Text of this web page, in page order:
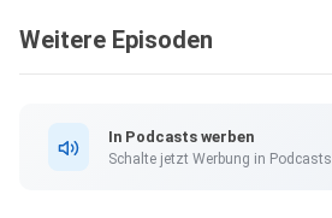
Weitere Episoden
In Podcasts werben
Schalte jetzt Werbung in Podcasts.